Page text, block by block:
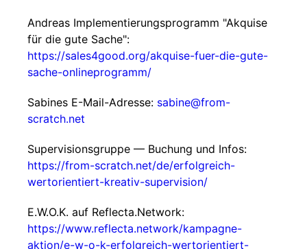
Andreas Implementierungsprogramm "Akquise
für die gute Sache":
https://sales4good.org/akquise-fuer-die-gute-
sache-onlineprogramm/
Sabines E-Mail-Adresse: sabine@from-
scratch.net
Supervisionsgruppe — Buchung und Infos:
https://from-scratch.net/de/erfolgreich-
wertorientiert-kreativ-supervision/
E.W.O.K. auf Reflecta.Network:
https://www.reflecta.network/kampagne-
aktion/e-w-o-k-erfolgreich-wertorientiert-